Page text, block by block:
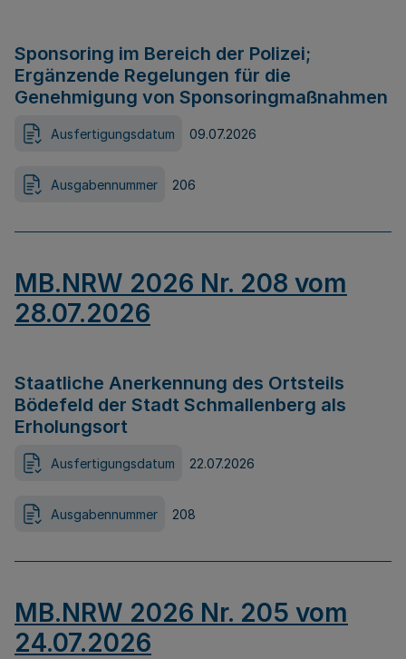
Sponsoring im Bereich der Polizei;
Ergänzende Regelungen für die
Genehmigung von Sponsoringmaßnahmen
Ausfertigungsdatum 09.07.2026
Ausgabennummer 206
MB.NRW 2026 Nr. 208 vom
28.07.2026
Staatliche Anerkennung des Ortsteils
Bödefeld der Stadt Schmallenberg als
Erholungsort
Ausfertigungsdatum 22.07.2026
Ausgabennummer 208
MB.NRW 2026 Nr. 205 vom
24.07.2026